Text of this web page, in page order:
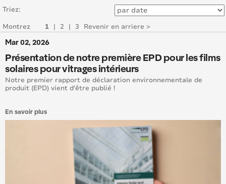
Triez:
Montrez
1 | 2 | 3
Revenir en arriere >
Mar 02, 2026
Présentation de notre première EPD pour les films
solaires pour vitrages intérieurs
Notre premier rapport de déclaration environnementale de
produit (EPD) vient d'être publié !
En savoir plus